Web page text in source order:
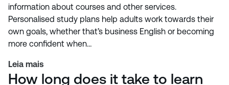
information about courses and other services.
Personalised study plans help adults work towards their
own goals, whether that’s business English or becoming
more confident when…
Leia mais
How long does it take to learn